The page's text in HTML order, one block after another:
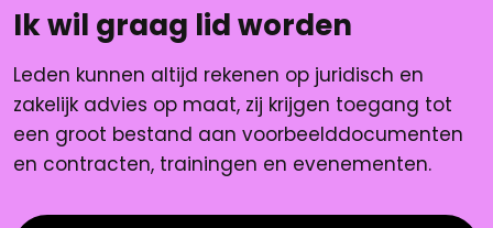
Ik wil graag lid worden
Leden kunnen altijd rekenen op juridisch en
zakelijk advies op maat, zij krijgen toegang tot
een groot bestand aan voorbeelddocumenten
en contracten, trainingen en evenementen.